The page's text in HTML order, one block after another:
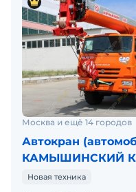
Москва и ещё 14 городов
Автокран
КАМЫШИНСКИЙ
5К-33
Новая техника